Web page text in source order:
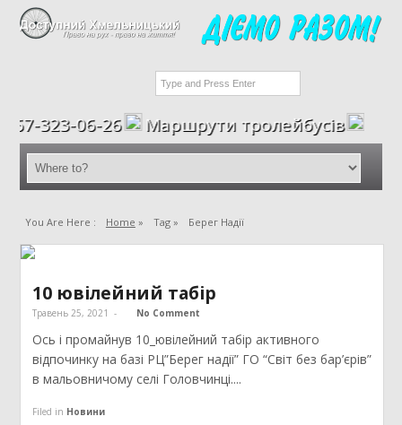
06-26 Маршрути тролейбусів
You Are Here : Home » Tag » Берег Надії
10 ювілейний табір
Травень 25, 2021 - No Comment
Ось і промайнув 10_ювілейний табір активного
відпочинку на базі РЦ”Берег надії” ГО “Світ без бар’єрів”
в мальовничому селі Головчинці....
Filed in Новини